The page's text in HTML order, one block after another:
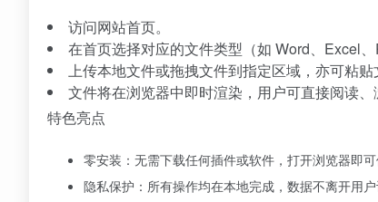
访问网站首页。
在首页选择对应的文件类型（如 Word、Excel、
上传本地文件或拖拽文件到指定区域，亦可粘贴
文件将在浏览器中即时渲染，用户可直接阅读、
特色亮点
零安装：无需下载任何插件或软件，打开浏览器即可
隐私保护：所有操作均在本地完成，数据不离开用户